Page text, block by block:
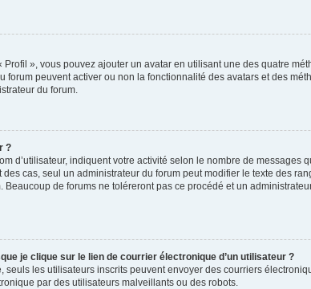
», vous pouvez ajouter un avatar en utilisant une des quatre
forum peuvent activer ou non la fonctionnalité des avatars et des
du forum.
?
d’utilisateur, indiquent votre activité selon le nombre de
cas, seul un administrateur du forum peut modifier le texte des
Beaucoup de forums ne toléreront pas ce procédé et un
je clique sur le lien de courrier électronique d’un utilisateur ?
les utilisateurs inscrits peuvent envoyer des courriers
par des utilisateurs malveillants ou des robots.